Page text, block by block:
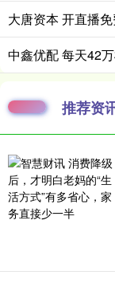
大唐资本 开直播
推荐资